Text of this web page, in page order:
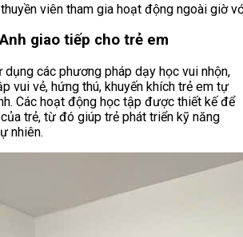
viên tham gia hoạt động ngoài giờ
giao tiếp cho trẻ em
các phương pháp dạy học vui nhộn,
vui vẻ, hứng thú, khuyến khích trẻ em tự
Các hoạt động học tập được thiết kế để
trẻ, từ đó giúp trẻ phát triển kỹ năng
nhiên.